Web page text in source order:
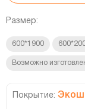
Размер:
600*1900
Возможно
Покрытие: